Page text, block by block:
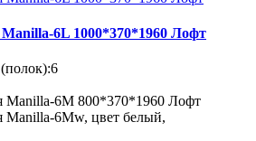
6L 1000*370*1960 Лофт
6